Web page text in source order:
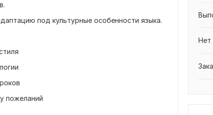
под культурные особенности языка.
пожеланий
Нет